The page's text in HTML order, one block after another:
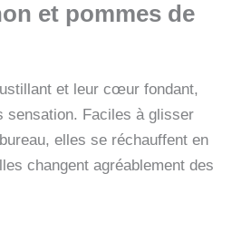
et pommes de
et leur cœur fondant,
sensation. Faciles à glisser
elles se réchauffent en
changent agréablement des